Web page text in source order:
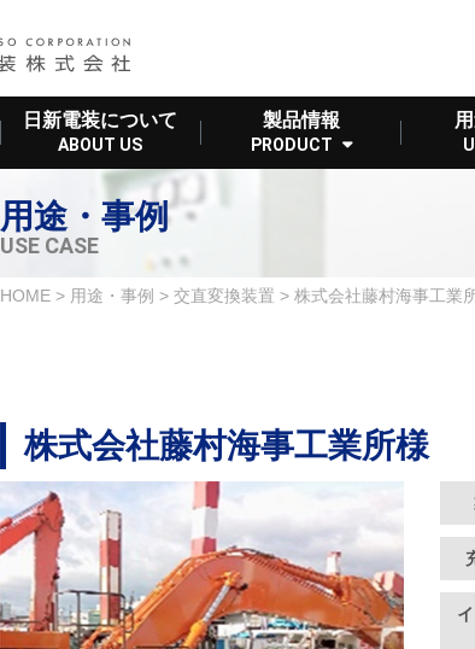
日新電装について
ABOUT US
製品情報
PRODUCT
用途・事例
USE CASE
HOME > 用途・事例 > 交直変換装置 > 株式会社藤村海事工業
株式会社藤村海事工業所様